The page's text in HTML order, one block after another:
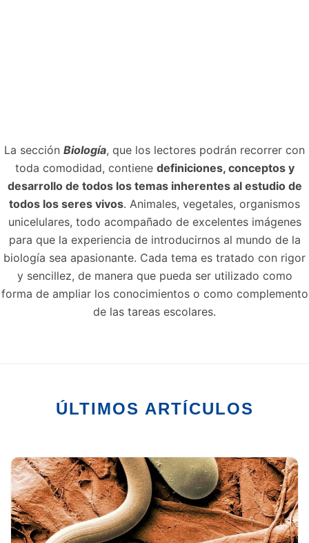
La sección Biología, que los lectores podrán recorrer con
toda comodidad, contiene definiciones, conceptos y
desarrollo de todos los temas inherentes al estudio de
todos los seres vivos. Animales, vegetales, organismos
unicelulares, todo acompañado de excelentes imágenes
para que la experiencia de introducirnos al mundo de la
biología sea apasionante. Cada tema es tratado con rigor
y sencillez, de manera que pueda ser utilizado como
forma de ampliar los conocimientos o como complemento
de las tareas escolares.
ÚLTIMOS ARTÍCULOS